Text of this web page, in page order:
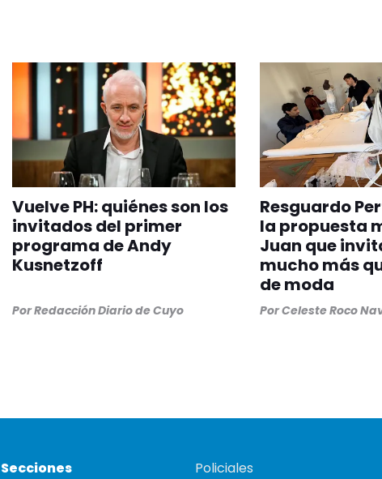
Vuelve PH: quiénes son los
invitados del primer
programa de Andy
Kusnetzoff
PorRedacción Diario de Cuyo
Resguardo
la propuesta
Juan que
mucho más
de moda
PorCeleste Roco
Secciones
Policiales